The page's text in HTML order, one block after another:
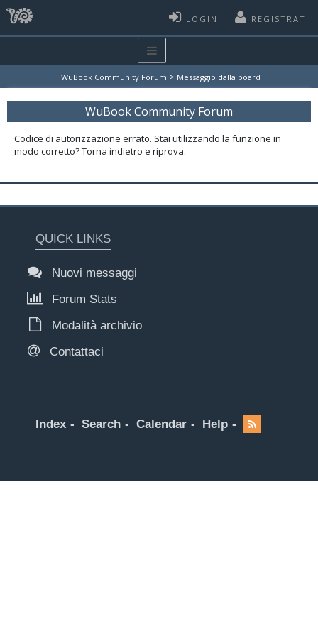
LOGIN REGISTRATI
WuBook Community Forum > Messaggio dalla board
WuBook Community Forum
Codice di autorizzazione errato. Stai utilizzando la funzione in
modo corretto? Torna indietro e riprova.
QUICK LINKS
Nuovi messaggi
Forum Stats
Modalità archivio
Contattaci
Index Search Calendar Help